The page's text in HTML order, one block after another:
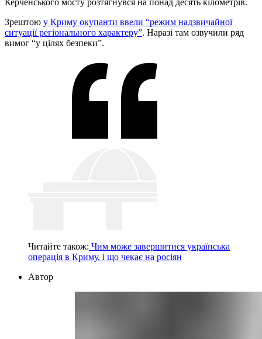
Керченського мосту розтягнувся на понад десять кілометрів.
Зрештою у Криму окупанти ввели “режим надзвичайної
ситуації регіонального характеру”. Наразі там озвучили ряд
вимог “у цілях безпеки”.
Читайте також: Чим може завершитися українська
операція в Криму, і що чекає на росіян
Автор